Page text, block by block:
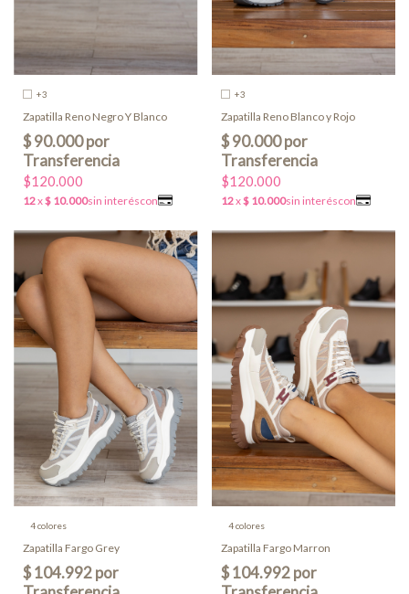
+3
Zapatilla Reno Negro Y Blanco
$120.000
+3
Zapatilla Reno Blanco y Rojo
$120.000
4 colores
Zapatilla Fargo Grey
4 colores
Zapatilla Fargo Marron